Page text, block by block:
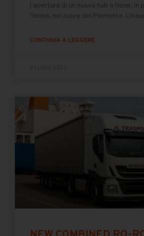
l’apertura di un nuovo hub a None, in
Torino, nel cuore del Piemonte.
CONTINUA A LEGGERE